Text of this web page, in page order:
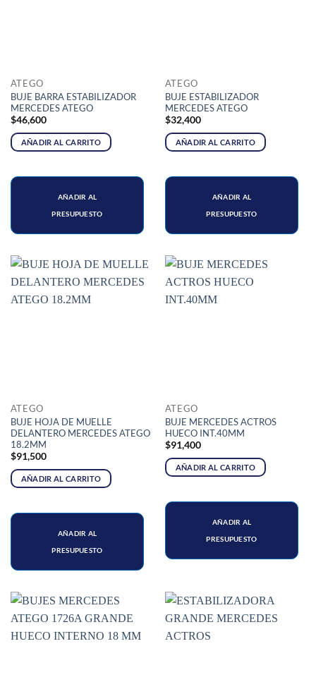
ATEGO
BUJE BARRA ESTABILIZADOR
MERCEDES ATEGO
$46,600
AÑADIR AL CARRITO
AÑADIR AL
PRESUPUESTO
ATEGO
BUJE ESTABILIZADOR
MERCEDES ATEGO
$32,400
AÑADIR AL CARRITO
AÑADIR AL
PRESUPUESTO
ATEGO
BUJE HOJA DE MUELLE
DELANTERO MERCEDES ATEGO
18.2MM
$91,500
AÑADIR AL CARRITO
AÑADIR AL
PRESUPUESTO
ATEGO
BUJE MERCEDES ACTROS
HUECO INT.40MM
$91,400
AÑADIR AL CARRITO
AÑADIR AL
PRESUPUESTO